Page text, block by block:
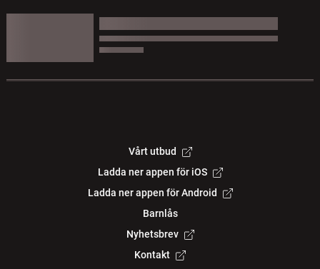
Vårt utbud
Ladda ner appen för iOS
Ladda ner appen för Android
Barnlås
Nyhetsbrev
Kontakt